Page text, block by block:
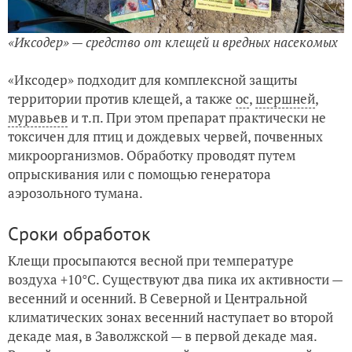
«Иксодер» — средство от клещей и вредных насекомых
«Иксодер» подходит для комплексной защиты
территории против клещей, а также ос,шершней,
муравьеви т.п. При этом препарат практически не
токсичен для птиц и дождевых червей, почвенных
микроорганизмов. Обработку проводят путем
опрыскивания или с помощью генератора
аэрозольного тумана.
Сроки обработок
Клещи просыпаются весной при температуре
воздуха +10°C. Существуют два пика их активности —
весенний и осенний. В Северной и Центральной
климатических зонах весенний наступает во второй
декаде мая, в Заволжской — в первой декаде мая.